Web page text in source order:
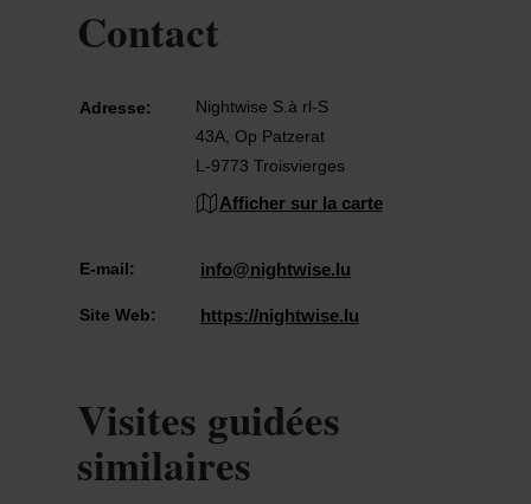
Contact
Adresse:
Nightwise S.à rl-S
43A, Op Patzerat
L-9773 Troisvierges
Afficher sur la carte
E-mail: info@nightwise.lu
Site Web: https://nightwise.lu
Visites guidées
similaires